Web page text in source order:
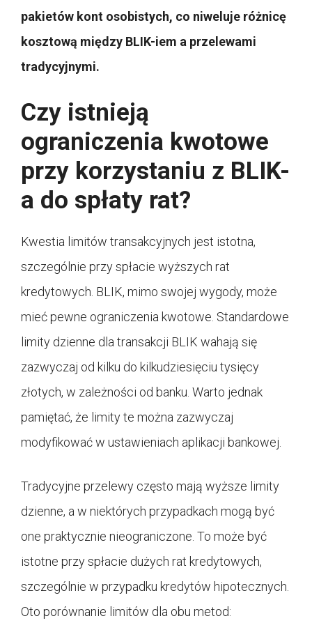
pakietów kont osobistych, co niweluje różnicę
kosztową między BLIK-iem a przelewami
tradycyjnymi.
Czy istnieją
ograniczenia kwotowe
przy korzystaniu z BLIK-
a do spłaty rat?
Kwestia limitów transakcyjnych jest istotna,
szczególnie przy spłacie wyższych rat
kredytowych. BLIK, mimo swojej wygody, może
mieć pewne ograniczenia kwotowe. Standardowe
limity dzienne dla transakcji BLIK wahają się
zazwyczaj od kilku do kilkudziesięciu tysięcy
złotych, w zależności od banku. Warto jednak
pamiętać, że limity te można zazwyczaj
modyfikować w ustawieniach aplikacji bankowej.
Tradycyjne przelewy często mają wyższe limity
dzienne, a w niektórych przypadkach mogą być
one praktycznie nieograniczone. To może być
istotne przy spłacie dużych rat kredytowych,
szczególnie w przypadku kredytów hipotecznych.
Oto porównanie limitów dla obu metod: